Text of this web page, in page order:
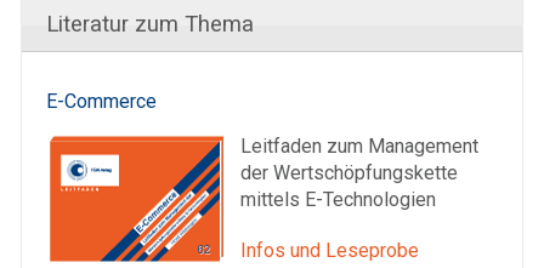
Literatur zum Thema
E-Commerce
Leitfaden zum Management
der Wertschöpfungskette
mittels E-Technologien
Infos und Leseprobe